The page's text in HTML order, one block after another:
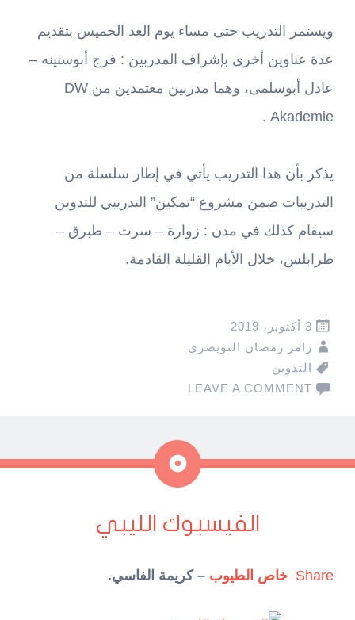
ويستمر التدريب حتى مساء يوم الغد الخميس بتقديم
عدة عناوين أخرى بإشراف المدربين : فرج أبوسنينه –
عادل أبوسلمى، وهما مدربين معتمدين من DW
Akademie .
يذكر بأن هذا التدريب يأتي في إطار سلسلة من
التدريبات ضمن مشروع “تمكين” التدريبي للتدوين
سيقام كذلك في مدن : زوارة – سرت – طبرق –
طرابلس، خلال الأيام القليلة القادمة.
3 أكتوبر، 2019
رامز رمضان النويصري
التدوين
LEAVE A COMMENT
ملاحظة
الفيسبوك الليبي
Share خاص الطيوب – كريمة الفاسي.